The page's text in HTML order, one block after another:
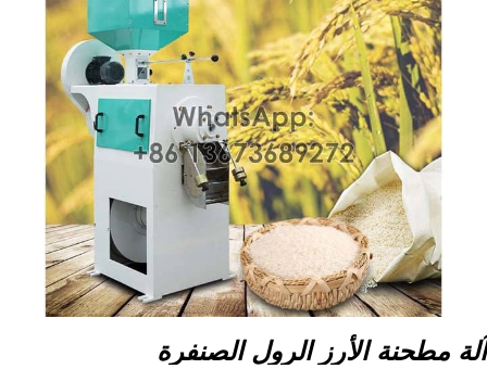
آلة مطحنة الأرز الرول الصنفرة